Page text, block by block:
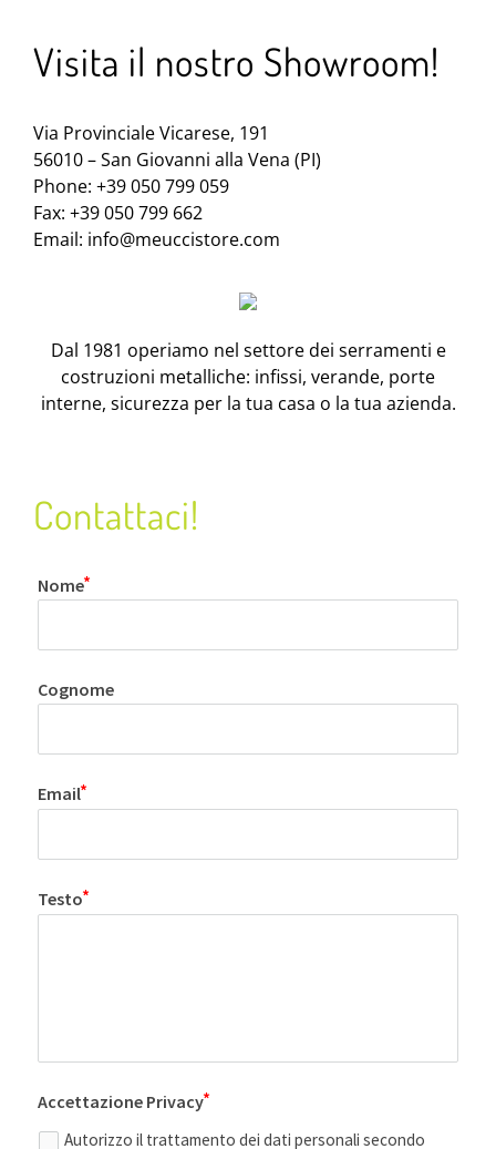
Visita il nostro Showroom!
Via Provinciale Vicarese, 191
56010 – San Giovanni alla Vena (PI)
Phone: +39 050 799 059
Fax: +39 050 799 662
Email: info@meuccistore.com
Dal 1981 operiamo nel settore dei serramenti e
costruzioni metalliche: infissi, verande, porte
interne, sicurezza per la tua casa o la tua azienda.
Contattaci!
Nome
Cognome
Email
Testo
Accettazione Privacy
Autorizzo il trattamento dei dati personali secondo